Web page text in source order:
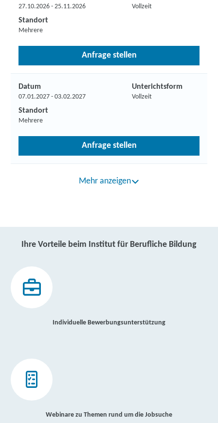
27.10.2026 - 25.11.2026 Vollzeit
Standort
Mehrere
Anfrage stellen
Datum
07.01.2027 - 03.02.2027
Unterichtsform
Vollzeit
Standort
Mehrere
Anfrage stellen
Mehr anzeigen
Ihre Vorteile beim Institut für Berufliche Bildung
Individuelle Bewerbungsunterstützung
Webinare zu Themen rund um die Jobsuche